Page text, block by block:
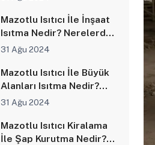
Mazotlu Isıtıcı İle İnşaat
Isıtma Nedir? Nerelerde
Kullanılır?
31 Ağu 2024
Mazotlu Isıtıcı İle Büyük
Alanları Isıtma Nedir?
Nerelerde Kullanılır?
31 Ağu 2024
Mazotlu Isıtıcı Kiralama
İle Şap Kurutma Nedir?